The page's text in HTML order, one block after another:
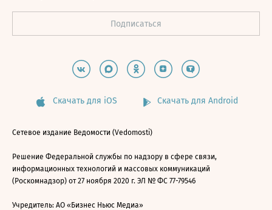
Скачать для iOS Скачать для Android
Сетевое издание Ведомости (Vedomosti)
Решение Федеральной службы по надзору в сфере связи,
информационных технологий и массовых коммуникаций
(Роскомнадзор) от 27 ноября 2020 г. ЭЛ № ФС 77-79546
Учредитель: АО «Бизнес Ньюс Медиа»